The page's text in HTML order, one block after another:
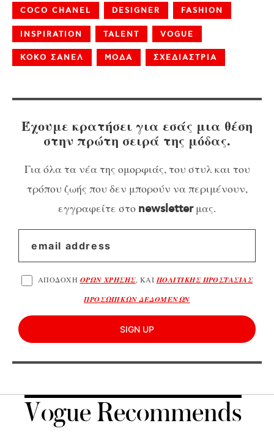
COCO CHANEL DESIGNER FASHION
INSPIRATION TALENT VOGUE
ΚΟΚΟ ΣΑΝΕΛ ΜΟΔΑ ΣΧΕΔΙΑΣΤΡΙΑ
Έχουμε κρατήσει για εσάς μια θέση
στην πρώτη σειρά της μόδας.
Για όλα τα νέα της ομορφιάς, του στυλ και του
τρόπου ζωής που δεν μπορούν να περιμένουν,
εγγραφείτε στο newsletterμας.
ΑΠΟΔΟΧΗ ΟΡΩΝ ΧΡΗΣΗΣ, ΚΑΙ ΠΟΛΙΤΙΚΗΣ ΠΡΟΣΤΑΣΙΑΣ
ΠΡΟΣΩΠΙΚΩΝ ΔΕΔΟΜΕΝΩΝ
SIGN UP
Vogue Recommends